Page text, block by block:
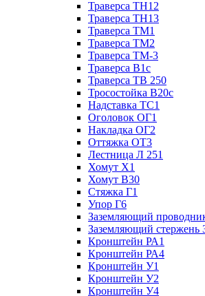
Траверса ТН12
Траверса ТН13
Траверса ТМ1
Траверса ТМ2
Траверса ТМ-3
Траверса В1с
Траверса ТВ 250
Тросостойка В20с
Надставка ТС1
Оголовок ОГ1
Накладка ОГ2
Оттяжка ОТ3
Лестница Л 251
Хомут Х1
Хомут В30
Стяжка Г1
Упор Г6
Заземляющий
Заземляющий стержень
Кронштейн РА1
Кронштейн РА4
Кронштейн У1
Кронштейн У2
Кронштейн У4